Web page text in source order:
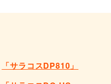
「サラコスDP810」